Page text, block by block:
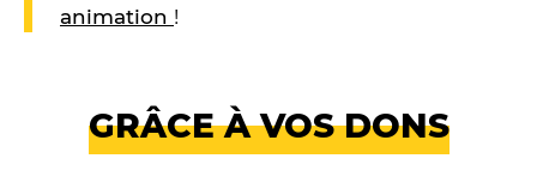
animation !
GRÂCE À VOS DONS